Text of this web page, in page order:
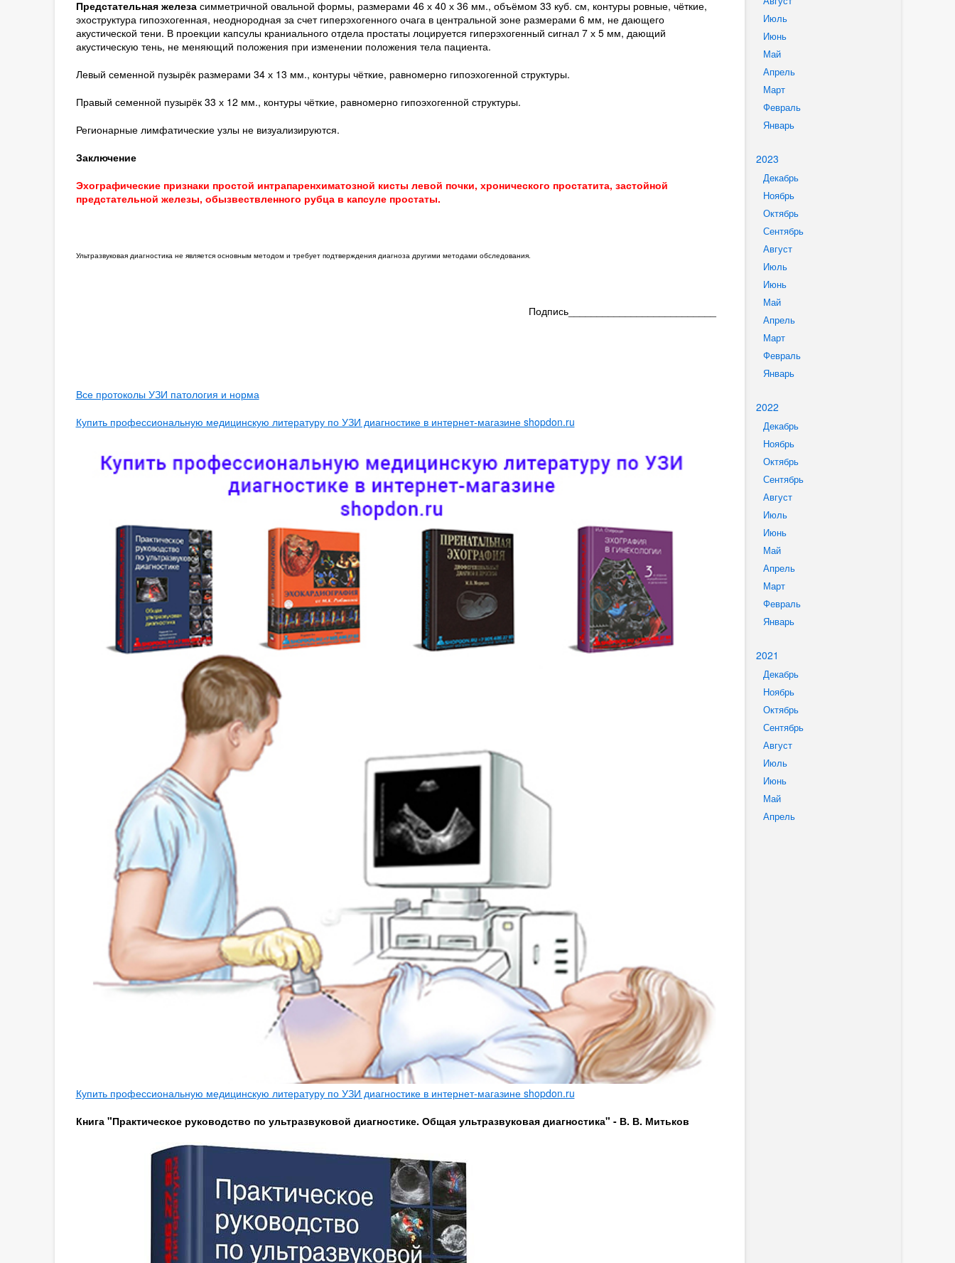
Июль
Июнь
Май
Апрель
Март
Февраль
Январь
2023
Декабрь
Ноябрь
Октябрь
Сентябрь
Август
Июль
Июнь
Май
Апрель
Март
Февраль
Январь
2022
Декабрь
Ноябрь
Октябрь
Сентябрь
Август
Июль
Июнь
Май
Апрель
Март
Февраль
Январь
2021
Декабрь
Ноябрь
Октябрь
Сентябрь
Август
Июль
Июнь
Май
Апрель
Предстательная железасимметричной овальной формы, размерами 46 х 40 х 36 мм., объёмом 33 куб. см, контуры ровные, чёткие,
эхоструктура гипоэхогенная, неоднородная за счет гиперэхогенного очага в центральной зоне размерами 6 мм, не дающего
акустической тени. В проекции капсулы краниального отдела простаты лоцируется гиперэхогенный сигнал 7 х 5 мм, дающий
акустическую тень, не меняющий положения при изменении положения тела пациента.
Левый семенной пузырёк размерами 34 х 13 мм., контуры чёткие, равномерно гипоэхогенной структуры.
Правый семенной пузырёк 33 х 12 мм., контуры чёткие, равномерно гипоэхогенной структуры.
Регионарные лимфатические узлы не визуализируются.
Заключение
Эхографические признаки простой интрапаренхиматозной кисты левой почки, хронического простатита, застойной
предстательной железы, обызвествленного рубца в капсуле простаты.
Ультразвуковая диагностика не является основным методом и требует подтверждения диагноза другими методами обследования.
Подпись__________________________
Все протоколы УЗИ патология и норма
Купить профессиональную медицинскую литературу по УЗИ диагностике в интернет-магазине shopdon.ru
Купить профессиональную медицинскую литературу по УЗИ диагностике в интернет-магазине shopdon.ru
Книга "Практическое руководство по ультразвуковой диагностике. Общая ультразвуковая диагностика" - В. В. Митьков